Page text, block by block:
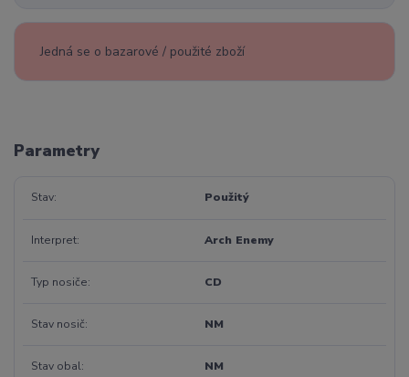
Jedná se o bazarové / použité zboží
Parametry
Stav Použitý
Interpret Arch Enemy
Typ nosiče CD
Stav nosič NM
Stav obal NM